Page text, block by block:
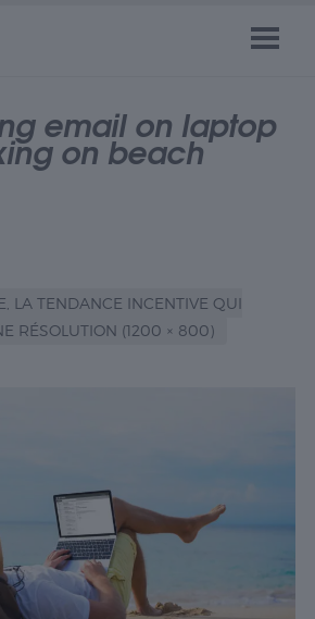
email on laptop
on beach
LA TENDANCE INCENTIVE QUI
RÉSOLUTION (1200 × 800)